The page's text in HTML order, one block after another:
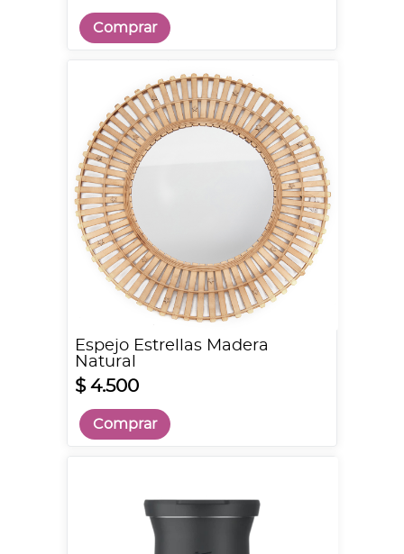
Comprar
Espejo Estrellas Madera
Natural
$ 4.500
Comprar